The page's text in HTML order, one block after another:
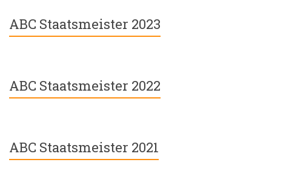
ABC Staatsmeister 2023
ABC Staatsmeister 2022
ABC Staatsmeister 2021